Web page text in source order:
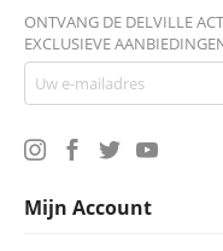
ONTVANG DE DELVILLE
EXCLUSIEVE
Mijn Account